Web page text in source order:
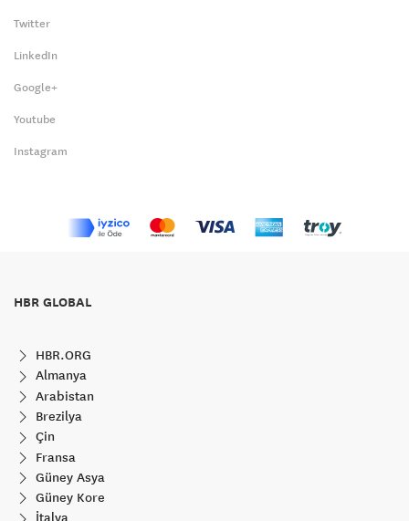
Twitter
LinkedIn
Google+
Youtube
Instagram
HBR GLOBAL
HBR.ORG
Almanya
Arabistan
Brezilya
Çin
Fransa
Güney Asya
Güney Kore